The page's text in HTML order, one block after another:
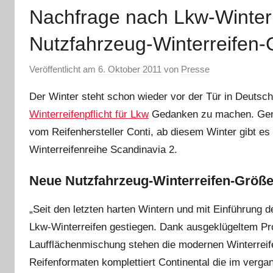
Nachfrage nach Lkw-
Nutzfahrzeug-
Veröffentlicht am 6. Oktober 2011 von Presse
Der Winter steht schon wieder vor der Tür in
Winterreifenpflicht für LkwGedanken zu machen.
vom Reifenhersteller Conti, ab diesem Winter gibt
Winterreifenreihe Scandinavia 2.
Neue Nutzfahrzeug-Winterreifen-
„Seit den letzten harten Wintern und mit Einführung
Lkw-Winterreifen gestiegen. Dank ausgeklügeltem
Laufflächenmischung stehen die modernen
Reifenformaten komplettiert Continental die im